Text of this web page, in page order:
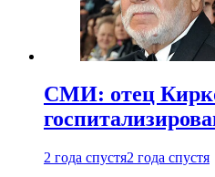
СМИ: отец
2 года спустя2 года спустя